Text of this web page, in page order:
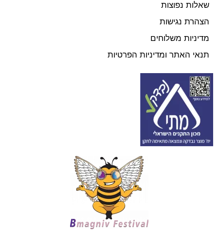
שאלות נפוצות
הצהרת נגישות
מדיניות משלוחים
תנאי האתר ומדיניות הפרטיות